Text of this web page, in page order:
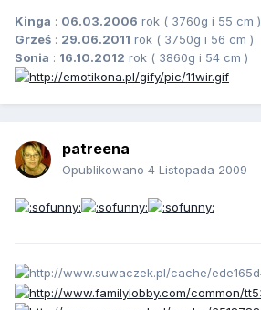
Kinga : 06.03.2006 rok ( 3760g i 55 cm )
Grześ : 29.06.2011 rok ( 3750g i 56 cm )
Sonia : 16.10.2012 rok ( 3860g i 54 cm )
patreena
Opublikowano 4 Listopada 2009